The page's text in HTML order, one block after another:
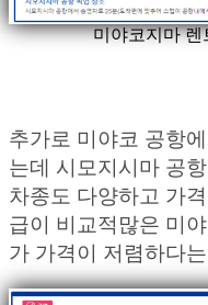
미야코지마 렌
추가로 미야코 공항
는데 시모지시마 공
차종도 다양하고 가
급이 비교적많은 미
가 가격이 저렴하다